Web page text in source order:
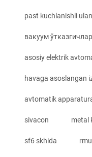
past kuchlanishli
вакуум ўтказгичлар
asosiy elektrik
havaga asoslangan
avtomatik
sivacon metal
sf6 skhida